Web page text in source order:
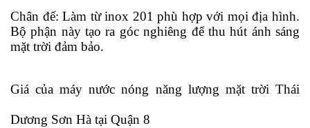
Chân đế: Làm từ inox 201 phù hợp với mọi địa hình.
Bộ phận này tạo ra góc nghiêng để thu hút ánh sáng
mặt trời đảm bảo.
Giá của máy nước nóng năng lượng mặt trời Thái
Dương Sơn Hà tại Quận 8